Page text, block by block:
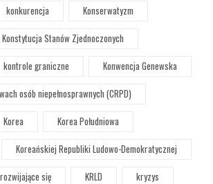
konkurencja
Konserwatyzm
Konstytucja Stanów Zjednoczonych
kontrole graniczne
Konwencja Genewska
osób niepełnosprawnych (CRPD)
Korea
Korea Południowa
Koreańskiej Republiki Ludowo-Demokratycznej
się KRLD
kryzys